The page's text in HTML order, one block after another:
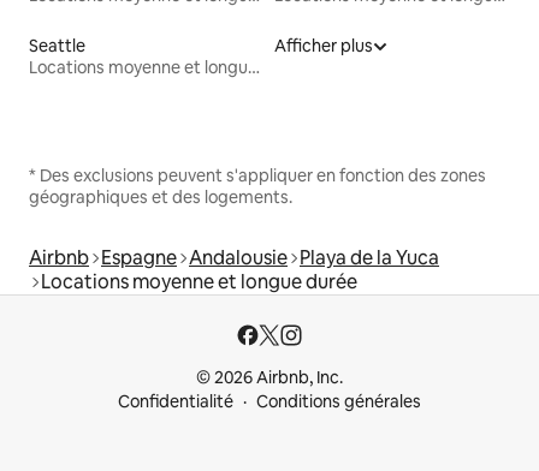
Seattle
Locations moyenne et longue durée
Afficher plus
* Des exclusions peuvent s'appliquer en fonction des zones
géographiques et des logements.
Airbnb Espagne Andalousie Playa de la Yuca
Locations moyenne et longue durée
© 2026 Airbnb, Inc.
Confidentialité
Conditions générales